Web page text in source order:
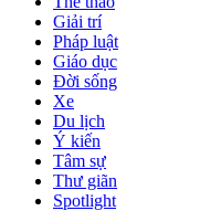
Giải trí
Pháp luật
Giáo dục
Đời sống
Xe
Du lịch
Ý kiến
Tâm sự
Thư giãn
Spotlight